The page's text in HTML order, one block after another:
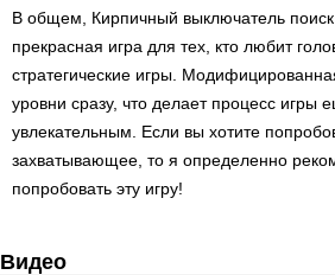
В общем, Кирпичный выключатель
прекрасная игра для тех, кто любит
стратегические игры.
уровни сразу, что делает процесс игры
увлекательным. Если вы хотите
захватывающее, то я определенно
попробовать эту игру!
Видео